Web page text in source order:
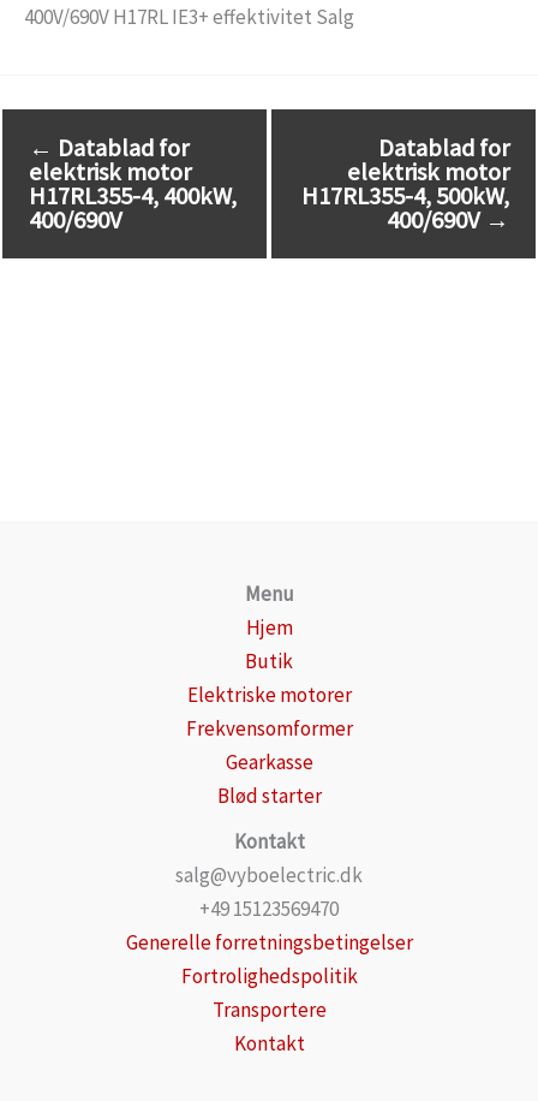
← Datablad for
elektrisk motor
H17RL355-4, 400kW,
400/690V
Datablad for
elektrisk motor
H17RL355-4, 500kW,
400/690V →
Menu
Hjem
Butik
Elektriske motorer
Frekvensomformer
Gearkasse
Blød starter
Kontakt
salg@vyboelectric.dk
+49 15123569470
Generelle forretningsbetingelser
Fortrolighedspolitik
Transportere
Kontakt